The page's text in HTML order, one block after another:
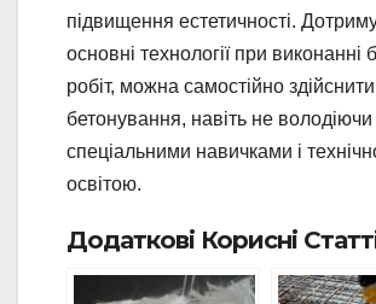
підвищення естетичності.
основні технології при виконанні
робіт, можна самостійно
бетонування, навіть не володіючи
спеціальними навичками і
освітою.
Додаткові Корисні